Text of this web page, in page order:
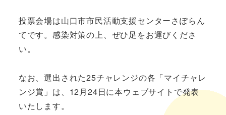
投票会場は山口市市民活動支援センターさぽらん
てです。感染対策の上、ぜひ足をお運びくださ
い。
なお、選出された25チャレンジの各「マイチャレ
ンジ賞」は、12月24日に本ウェブサイトで発表
いたします。